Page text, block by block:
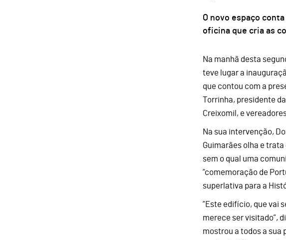
O novo espaço
oficina que cria as
Na manhã desta
teve lugar a
que contou com a
Torrinha, presidente
Creixomil, e
Na sua intervenção,
Guimarães olha e
sem o qual uma
“comemoração de
superlativa para a
“Este edifício, que vai
merece ser visitado”,
mostrou a todos a sua